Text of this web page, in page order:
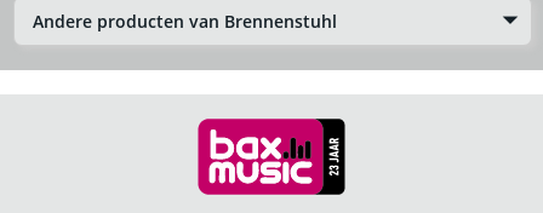
Andere producten van Brennenstuhl